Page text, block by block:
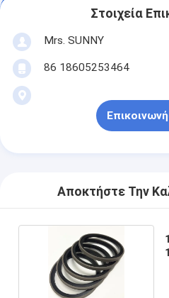
Στοιχεία
Mrs. SUNNY
86 18605253464
Αποκτήστε Την